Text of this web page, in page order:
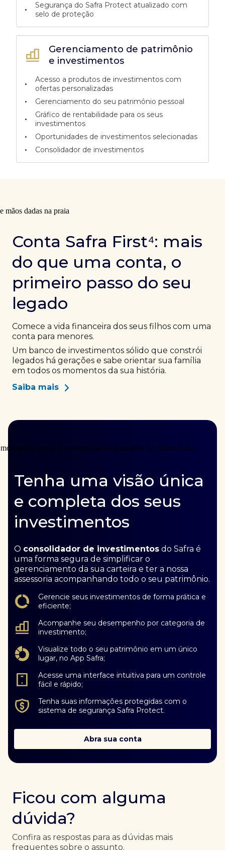
Gerenciamento de patrimônio
e investimentos
•
Acesso a produtos de investimentos com
ofertas personalizadas
• Gerenciamento do seu patrimônio pessoal
•
Gráfico de rentabilidade para os seus
investimentos
• Oportunidades de investimentos selecionadas
• Consolidador de investimentos
•
Segurança do Safra Protect atualizado com
selo de proteção
Conta Safra First⁴: mais
do que uma conta, o
primeiro passo do seu
legado
Comece a vida financeira dos seus filhos com uma
conta para menores.
Um banco de investimentos sólido que constrói
legados há gerações e sabe orientar sua família
em todos os momentos da sua história.
Saiba mais
Tenha uma visão única
e completa dos seus
investimentos
O consolidador de investimentos do Safra é
uma forma segura de simplificar o
gerenciamento da sua carteira e ter a nossa
assessoria acompanhando todo o seu patrimônio.
Gerencie seus investimentos de forma prática e
eficiente;
Acompanhe seu desempenho por categoria de
investimento;
Visualize todo o seu patrimônio em um único
lugar, no App Safra;
Acesse uma interface intuitiva para um controle
fácil e rápido;
Tenha suas informações protegidas com o
sistema de segurança Safra Protect.
Abra sua conta
Ficou com alguma
dúvida?
Confira as respostas para as dúvidas mais
frequentes sobre o assunto.